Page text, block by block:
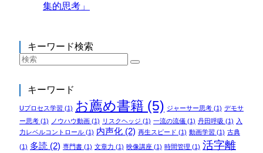
集的思考」
キーワード検索
キーワード
Uプロセス学習 (1) お薦め書籍 (5) ジャーサー思考(1) デモサ
ー思考(1) ノウハウ動画(1) リスクヘッジ (1) 一流の流儀(1) 丹田呼吸 (1) 入
力レベルコントロール(1) 内声化(2) 再生スピード (1) 動画学習 (1) 古典
(1) 多読 (2) 専門書(1) 文章力 (1) 映像講座(1) 時間管理 (1) 活字離